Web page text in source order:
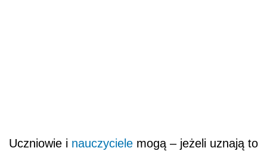
Uczniowie i nauczyciele mogą – jeżeli uznają to